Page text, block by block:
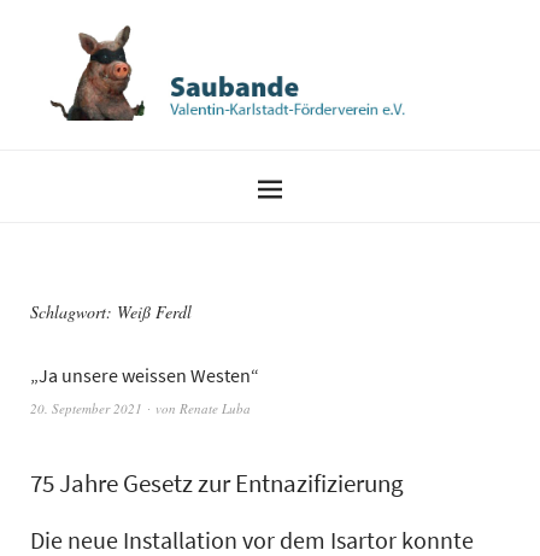
Schlagwort: Weiß Ferdl
„Ja unsere weissen Westen“
20. September 2021 von Renate Luba
75 Jahre Gesetz zur Entnazifizierung
Die neue Installation vor dem Isartor konnte